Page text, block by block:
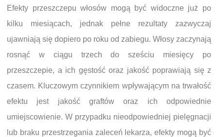
Efekty przeszczepu włosów mogą być widoczne już po
kilku miesiącach, jednak pełne rezultaty zazwyczaj
ujawniają się dopiero po roku od zabiegu. Włosy zaczynają
rosnąć w ciągu trzech do sześciu miesięcy po
przeszczepie, a ich gęstość oraz jakość poprawiają się z
czasem. Kluczowym czynnikiem wpływającym na trwałość
efektu jest jakość graftów oraz ich odpowiednie
umiejscowienie. W przypadku nieodpowiedniej pielęgnacji
lub braku przestrzegania zaleceń lekarza, efekty mogą być